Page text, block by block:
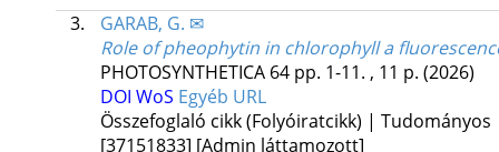
3.
GARAB, G. ✉
Role of pheophytin in chlorophyll a
PHOTOSYNTHETICA 64 pp. 1-11. , 11 p. (2026)
DOI WoS Egyéb URL
Összefoglaló cikk (Folyóiratcikk) | Tudományos
[37151833] [Admin láttamozott]